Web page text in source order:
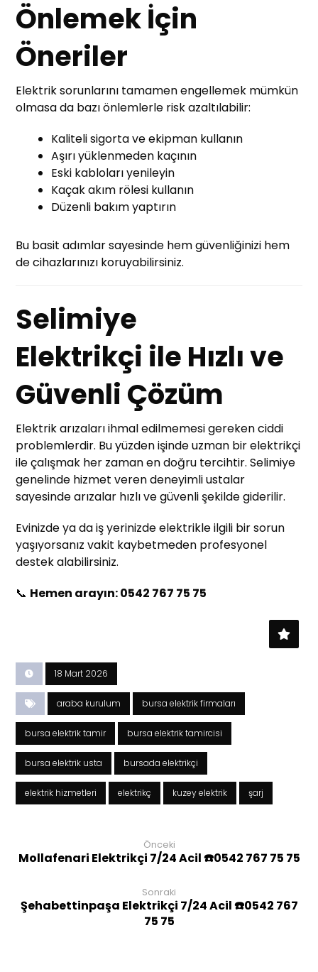
Önlemek İçin
Öneriler
Elektrik sorunlarını tamamen engellemek mümkün
olmasa da bazı önlemlerle risk azaltılabilir:
Kaliteli sigorta ve ekipman kullanın
Aşırı yüklenmeden kaçının
Eski kabloları yenileyin
Kaçak akım rölesi kullanın
Düzenli bakım yaptırın
Bu basit adımlar sayesinde hem güvenliğinizi hem
de cihazlarınızı koruyabilirsiniz.
Selimiye
Elektrikçi ile Hızlı ve
Güvenli Çözüm
Elektrik arızaları ihmal edilmemesi gereken ciddi
problemlerdir. Bu yüzden işinde uzman bir elektrikçi
ile çalışmak her zaman en doğru tercihtir. Selimiye
genelinde hizmet veren deneyimli ustalar
sayesinde arızalar hızlı ve güvenli şekilde giderilir.
Evinizde ya da iş yerinizde elektrikle ilgili bir sorun
yaşıyorsanız vakit kaybetmeden profesyonel
destek alabilirsiniz.
📞 Hemen arayın: 0542 767 75 75
18 Mart 2026
araba kurulum bursa elektrik firmaları
bursa elektrik tamir bursa elektrik tamircisi
bursa elektrik usta bursada elektrikçi
elektrik hizmetleri elektrikç kuzey elektrik şarj
Önceki
Mollafenari Elektrikçi 7/24 Acil ☎️0542 767 75 75
Sonraki
Şehabettinpaşa Elektrikçi 7/24 Acil ☎️0542 767
75 75